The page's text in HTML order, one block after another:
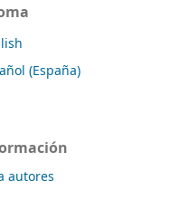
(España)
autores